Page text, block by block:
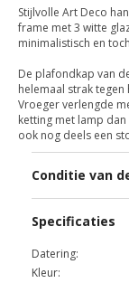
Stijlvolle Art Deco
frame met 3 witte
minimalistisch en
De plafondkap van
helemaal strak
Vroeger verlengde
ketting met lamp
ook nog deels een
Conditie van
Specificaties
Datering:
Kleur: